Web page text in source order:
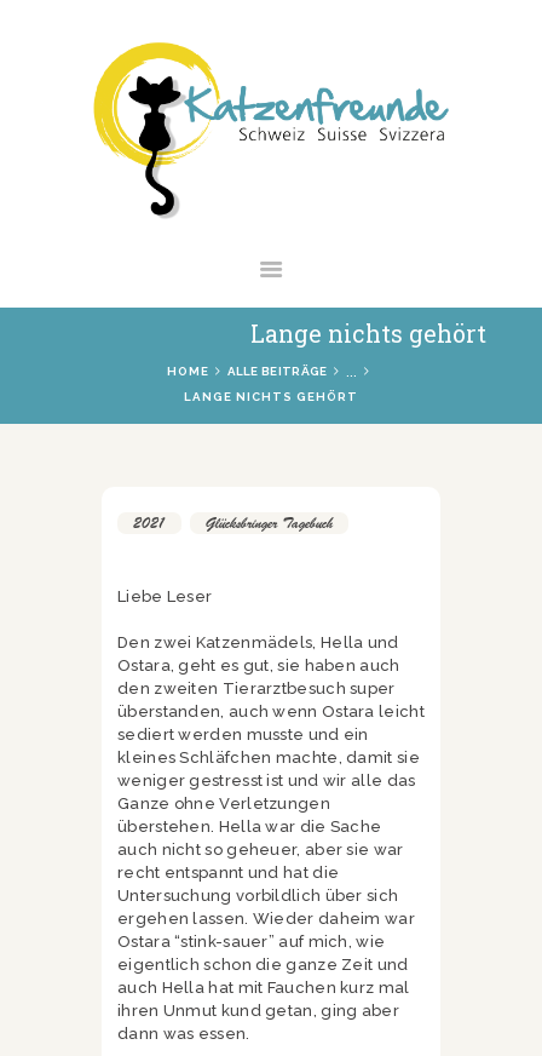
Lange nichts gehört
HOME ALLE BEITRÄGE
LANGE NICHTS GEHÖRT
NEWS
VERMITTLUNG
INTERESSANTES
SHOP
2021 Glücksbringer Tagebuch
Liebe Leser
Den zwei Katzenmädels, Hella und
Ostara, geht es gut, sie haben auch
den zweiten Tierarztbesuch super
überstanden, auch wenn Ostara leicht
sediert werden musste und ein
kleines Schläfchen machte, damit sie
weniger gestresst ist und wir alle das
Ganze ohne Verletzungen
überstehen. Hella war die Sache
auch nicht so geheuer, aber sie war
recht entspannt und hat die
Untersuchung vorbildlich über sich
ergehen lassen. Wieder daheim war
Ostara “stink-sauer” auf mich, wie
eigentlich schon die ganze Zeit und
auch Hella hat mit Fauchen kurz mal
ihren Unmut kund getan, ging aber
dann was essen.